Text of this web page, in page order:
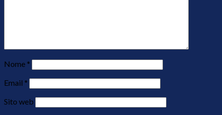
Nome *
Email *
Sito web